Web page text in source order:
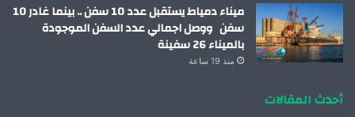
ميناء دمياط يستقبل عدد 10 سفن .. بينما غادر 10
سفن ووصل اجمالي عدد السفن الموجودة
بالميناء 26 سفينة
منذ 19 ساعة
أحدث المقالات